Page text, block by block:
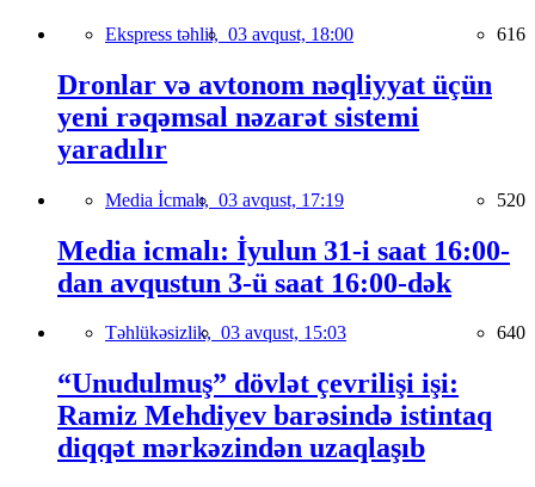
Ekspress təhlil, 03 avqust, 18:00 616
Dronlar və avtonom nəqliyyat üçün
yeni rəqəmsal nəzarət sistemi
yaradılır
Media İcmalı, 03 avqust, 17:19 520
Media icmalı: İyulun 31-i saat 16:00-
dan avqustun 3-ü saat 16:00-dək
Təhlükəsizlik, 03 avqust, 15:03 640
“Unudulmuş” dövlət çevrilişi işi:
Ramiz Mehdiyev barəsində istintaq
diqqət mərkəzindən uzaqlaşıb